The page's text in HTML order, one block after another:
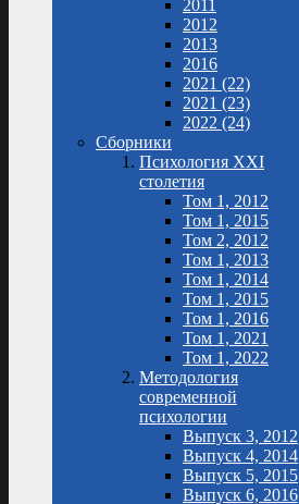
2011
2012
2013
2016
2021 (22)
2021 (23)
2022 (24)
Сборники
Психология XXI
столетия
Том 1, 2012
Том 1, 2015
Том 2, 2012
Том 1, 2013
Том 1, 2014
Том 1, 2015
Том 1, 2016
Том 1, 2021
Том 1, 2022
Методология
современной
психологии
Выпуск 3, 2012
Выпуск 4, 2014
Выпуск 5, 2015
Выпуск 6, 2016